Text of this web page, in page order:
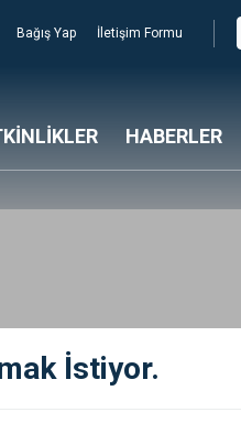
Bağış Yap İletişim Formu
HABERLER
İstiyor.